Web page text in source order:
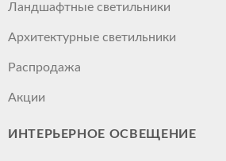
Ландшафтные светильники
Архитектурные светильники
Распродажа
Акции
ИНТЕРЬЕРНОЕ ОСВЕЩЕНИЕ